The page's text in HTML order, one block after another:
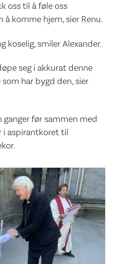
oss til å føle oss
å komme hjem, sier Renu.
koselig, smiler Alexander.
seg i akkurat denne
har bygd den, sier
før sammen med
i aspirantkoret til